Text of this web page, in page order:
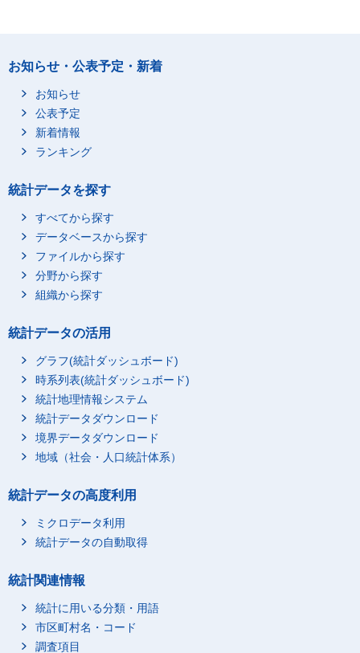
お知らせ・公表予定・新着
お知らせ
公表予定
新着情報
ランキング
統計データを探す
すべてから探す
データベースから探す
ファイルから探す
分野から探す
組織から探す
統計データの活用
グラフ(統計ダッシュボード)
時系列表(統計ダッシュボード)
統計地理情報システム
統計データダウンロード
境界データダウンロード
地域（社会・人口統計体系）
統計データの高度利用
ミクロデータ利用
統計データの自動取得
統計関連情報
統計に用いる分類・用語
市区町村名・コード
調査項目